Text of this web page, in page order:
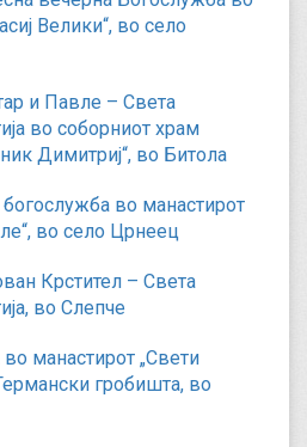
Велики“, во село
и Павле – Света
во соборниот храм
Димитриј“, во Битола
во манастирот
во село Црнеец
Крстител – Света
во Слепче
манастирот „Свети
гробишта, во